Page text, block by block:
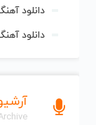
دانلود
دانلود